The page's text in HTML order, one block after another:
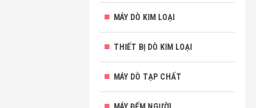
MÁY DÒ KIM LOẠI
THIẾT BỊ DÒ KIM LOẠI
MÁY DÒ TẠP CHẤT